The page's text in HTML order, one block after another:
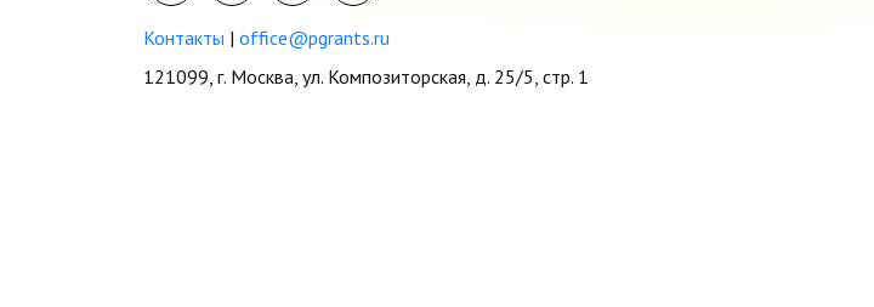
Контакты | office@pgrants.ru
121099, г. Москва, ул. Композиторская, д. 25/5, стр. 1